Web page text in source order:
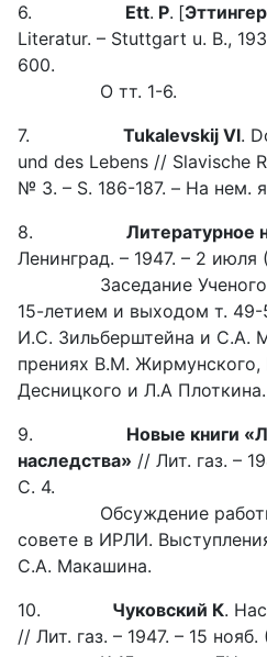
6. Ett. P. [Эттингер
Literatur. – Stuttgart u. B.,
600.
О тт. 1-6.
7. Tukalevskij Vl.
und des Lebens // Slavische
№ 3. – S. 186-187. – На нем.
8. Литературное
Ленинград. – 1947. – 2
Заседание Ученого
15-летием и выходом т.
И.С. Зильберштейна и С.А.
прениях В.М. Жирмунского,
Десницкого и Л.А Плоткина.
9. Новые книги
наследства» // Лит. газ. –
С. 4.
Обсуждение работы
совете в ИРЛИ.
С.А. Макашина.
10. Чуковский К.
// Лит. газ. – 1947. – 15